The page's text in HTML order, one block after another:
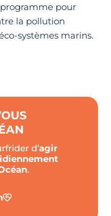
pour
la pollution
systèmes marins.
d’agir
.